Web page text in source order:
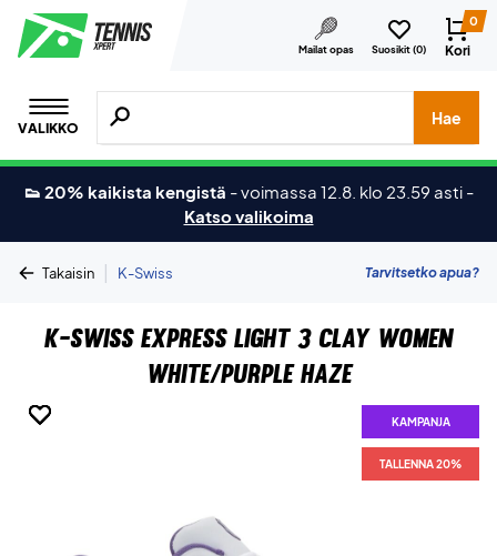
Mailat opas Suosikit (0)
0
Kori
VALIKKO
Hae tuotteita, merkkejä jne.
Hae
👟 20% kaikista kengistä -voimassa 12.8. klo 23.59 asti -
Katso valikoima
Takaisin | K-Swiss Tarvitsetko apua?
K-Swiss Express Light 3 Clay Women
White/Purple Haze
KAMPANJA
TALLENNA 20%
KAMPANJA
TALLENNA 20%
KAMPANJA
TALLENNA 20%
KAMPANJA
TALLENNA 20%
KAMPANJA
TALLENNA 20%
KAMPANJA
TALLENNA 20%